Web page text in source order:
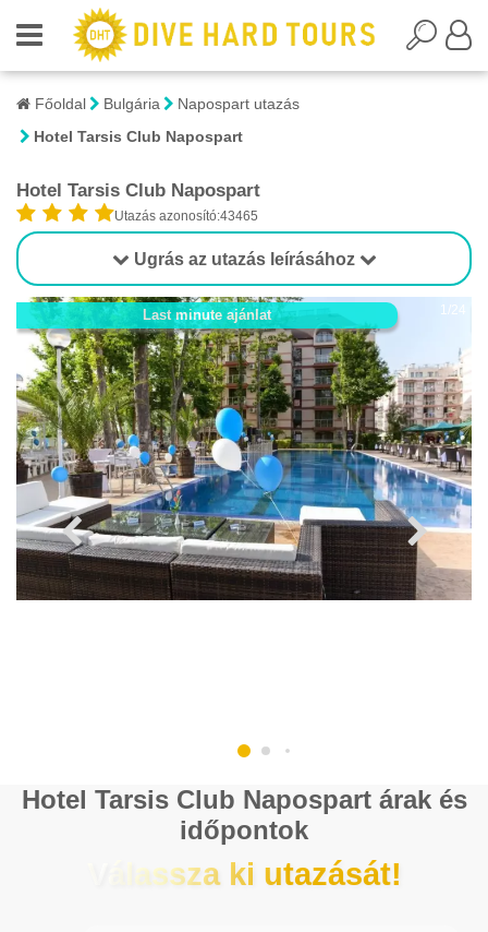
Főoldal Bulgária
Napospart utazás
Hotel Tarsis Club Napospart
Hotel Tarsis Club Napospart
Utazás azonosító:43465
Ugrás az utazás leírásához
1/24
Last minute ajánlat
Hotel Tarsis Club Napospart árak és
időpontok
Válassza ki utazását!